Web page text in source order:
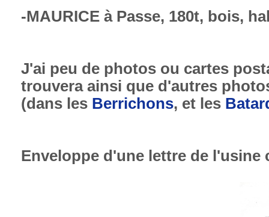
-MAURICE à Passe, 180t, bois,
J'ai peu de photos ou cartes
trouvera ainsi que d'autres
(dans les Berrichons, et les
Enveloppe d'une lettre de l'usine